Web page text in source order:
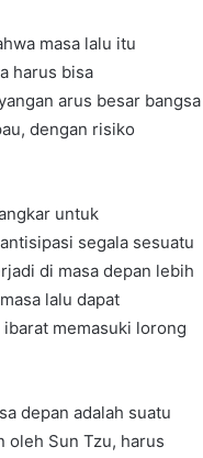
masa lalu itu
harus bisa
arus besar bangsa
dengan risiko
untuk
segala sesuatu
di masa depan lebih
lalu dapat
ibarat memasuki lorong
depan adalah suatu
oleh Sun Tzu, harus